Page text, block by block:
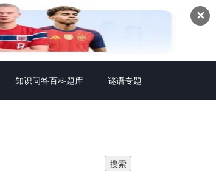
✕
知识问答百科题库 谜语专题
索：